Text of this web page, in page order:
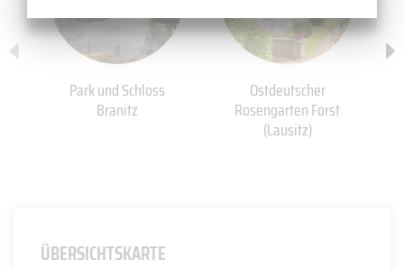
Park und Schloss
Branitz
Ostdeutscher
Rosengarten Forst
(Lausitz)
ÜBERSICHTSKARTE